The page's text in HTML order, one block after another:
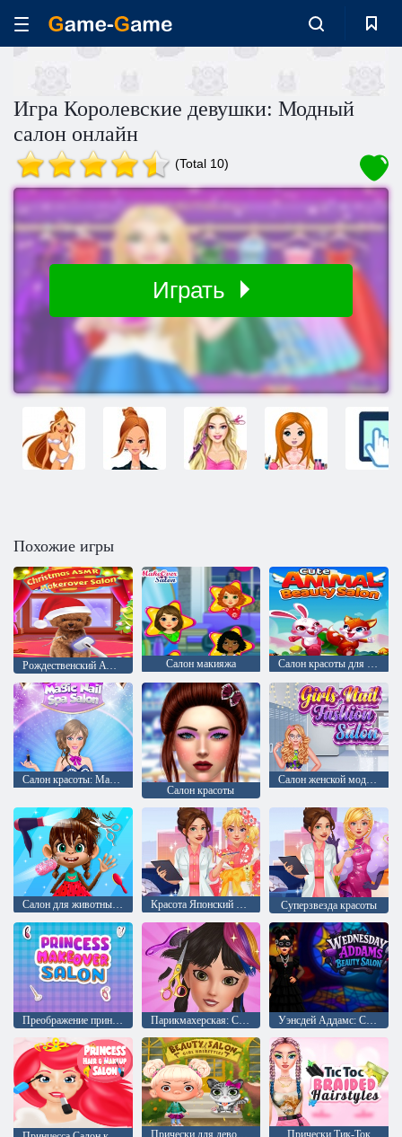
Игра Королевские девушки: Модный
салон онлайн
(Total 10)
Играть
Похожие игры
Рождественский АСМР - Салон макияжа Салон макияжа Салон красоты для милых животных
Салон красоты: Магия ногтей
Салон красоты
Салон женской моды для ногтей
Салон для животных: Супер звезда Красота Японский Спа Суперзвезда красоты
Преображение принцессы в салоне Парикмахерская: Салон красоты Уэнсдей Аддамс: Салон красоты